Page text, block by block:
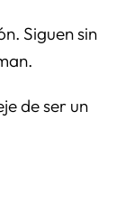
Siguen sin
de ser un